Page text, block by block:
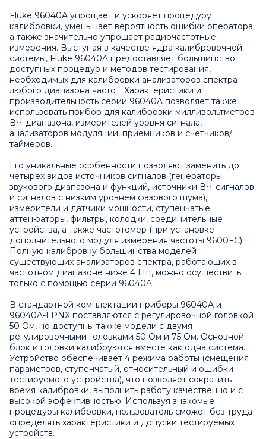
Fluke 96040A упрощает и ускоряет процедуру
калибровки, уменьшает вероятность ошибки оператора,
а также значительно упрощает радиочастотные
измерения. Выступая в качестве ядра калибровочной
системы, Fluke 96040A предоставляет большинство
доступных процедур и методов тестирования,
необходимых для калибровки анализаторов спектра
любого диапазона частот. Характеристики и
производительность серии 96040A позволяет также
использовать прибор для калибровки милливольтметров
ВЧ-диапазона, измерителей уровня сигнала,
анализаторов модуляции, приемников и счетчиков/
таймеров.
Его уникальные особенности позволяют заменить до
четырех видов источников сигналов (генераторы
звукового диапазона и функций, источники ВЧ-сигналов
и сигналов с низким уровнем фазового шума),
измерители и датчики мощности, ступенчатые
аттенюаторы, фильтры, колодки, соединительные
устройства, а также частотомер (при установке
дополнительного модуля измерения частоты 9600FC).
Полную калибровку большинства моделей
существующих анализаторов спектра, работающих в
частотном диапазоне ниже 4 ГГц, можно осуществить
только с помощью серии 96040A.
В стандартной комплектации приборы 96040A и
96040A-LPNX поставляются с регулировочной головкой
50 Ом, но доступны также модели с двумя
регулировочными головками 50 Ом и 75 Ом. Основной
блок и головки калибруются вместе как одна система.
Устройство обеспечивает 4 режима работы (смещения
параметров, ступенчатый, относительный и ошибки
тестируемого устройства), что позволяет сократить
время калибровки, выполнить работу качественно и с
высокой эффективностью. Используя знакомые
процедуры калибровки, пользователь сможет без труда
определять характеристики и допуски тестируемых
устройств.